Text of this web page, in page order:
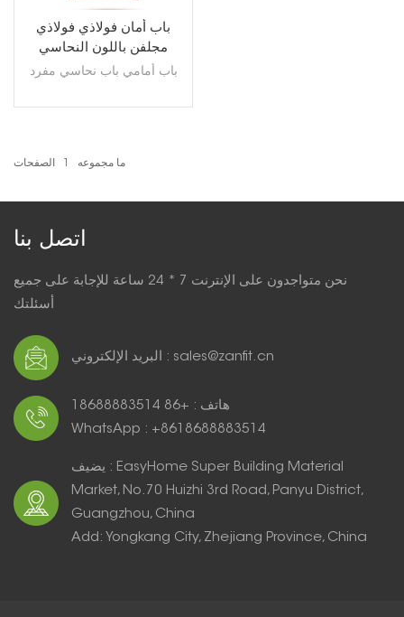
باب أمان فولاذي فولاذي
مجلفن باللون النحاسي
باب أمامي باب نحاسي مفرد
ما مجموعه الصفحات
اتصل بنا
نحن متواجدون على الإنترنت 7 * 24 ساعة للإجابة على جميع
أسئلتك
البريد الإلكتروني : sales@zanfit.cn
هاتف : +86 18688883514
WhatsApp : +8618688883514
يضيف : EasyHome Super Building Material
Market, No.70 Huizhi 3rd Road, Panyu District,
Guangzhou, China
Add: Yongkang City, Zhejiang Province, China